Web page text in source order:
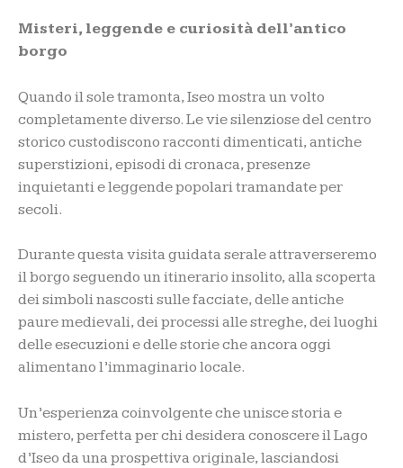
Misteri, leggende e curiosità dell’antico
borgo
Quando il sole tramonta, Iseo mostra un volto
completamente diverso. Le vie silenziose del centro
storico custodiscono racconti dimenticati, antiche
superstizioni, episodi di cronaca, presenze
inquietanti e leggende popolari tramandate per
secoli.
Durante questa visita guidata serale attraverseremo
il borgo seguendo un itinerario insolito, alla scoperta
dei simboli nascosti sulle facciate, delle antiche
paure medievali, dei processi alle streghe, dei luoghi
delle esecuzioni e delle storie che ancora oggi
alimentano l’immaginario locale.
Un’esperienza coinvolgente che unisce storia e
mistero, perfetta per chi desidera conoscere il Lago
d’Iseo da una prospettiva originale, lasciandosi